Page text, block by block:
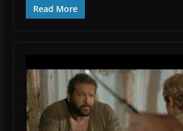
Read More